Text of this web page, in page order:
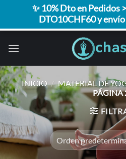
INICIO / MATERIAL DE
PÁGINA
✨ 10% Dto en Pedidos
DTO10CHF60 y